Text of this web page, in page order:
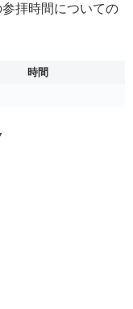
拝時間についての
時間